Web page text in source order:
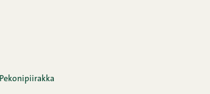
Pekonipiirakka